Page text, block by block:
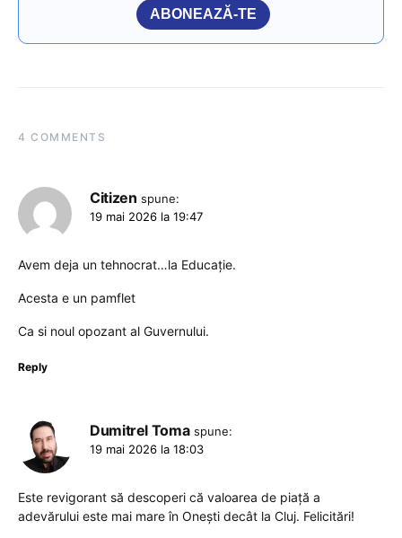
ABONEAZĂ-TE
4 COMMENTS
Citizen spune:
19 mai 2026 la 19:47
Avem deja un tehnocrat…la Educație.
Acesta e un pamflet
Ca si noul opozant al Guvernului.
Reply
Dumitrel Toma spune:
19 mai 2026 la 18:03
Este revigorant să descoperi că valoarea de piață a
adevărului este mai mare în Onești decât la Cluj. Felicitări!